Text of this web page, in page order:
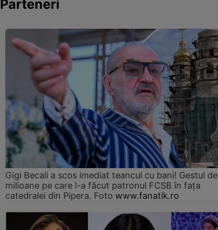
Parteneri
Gigi Becali a scos imediat teancul cu bani! Gestul de
milioane pe care l-a făcut patronul FCSB în fața
catedralei din Pipera. Foto www.fanatik.ro